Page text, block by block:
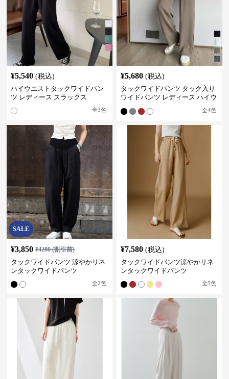
¥5,540 (税込)
ハイウエストタックワイドパン
ツ レディース スラックス
全3色
¥5,680 (税込)
タックワイドパンツ タック入り
ワイドパンツ レディース ハイウ
全4色
SALE
¥3,850 ¥4280(割引前)
タックワイドパンツ 涼やかリネ
ンタックワイドパンツ
全2色
¥7,580 (税込)
タックワイドパンツ涼やかリネ
ンタックワイドパンツ
全5色